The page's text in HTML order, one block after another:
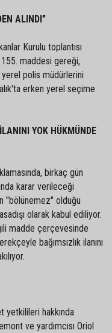
ALINDI”
Kurulu toplantısı
155. maddesi gereği,
polis müdürlerini
erken yerel seçime
YOK HÜKMÜNDE
birkaç gün
karar verileceği
"bölünemez" olduğu
olarak kabul ediliyor.
madde çerçevesinde
bağımsızlık ilanını
yetkilileri hakkında
ve yardımcısı Oriol